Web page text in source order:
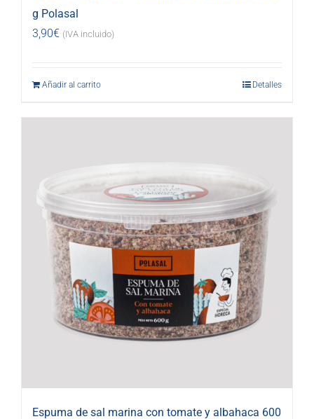
g Polasal
3,90€ (IVA incluido)
Añadir al carrito Detalles
Espuma de sal marina con tomate y albahaca 600